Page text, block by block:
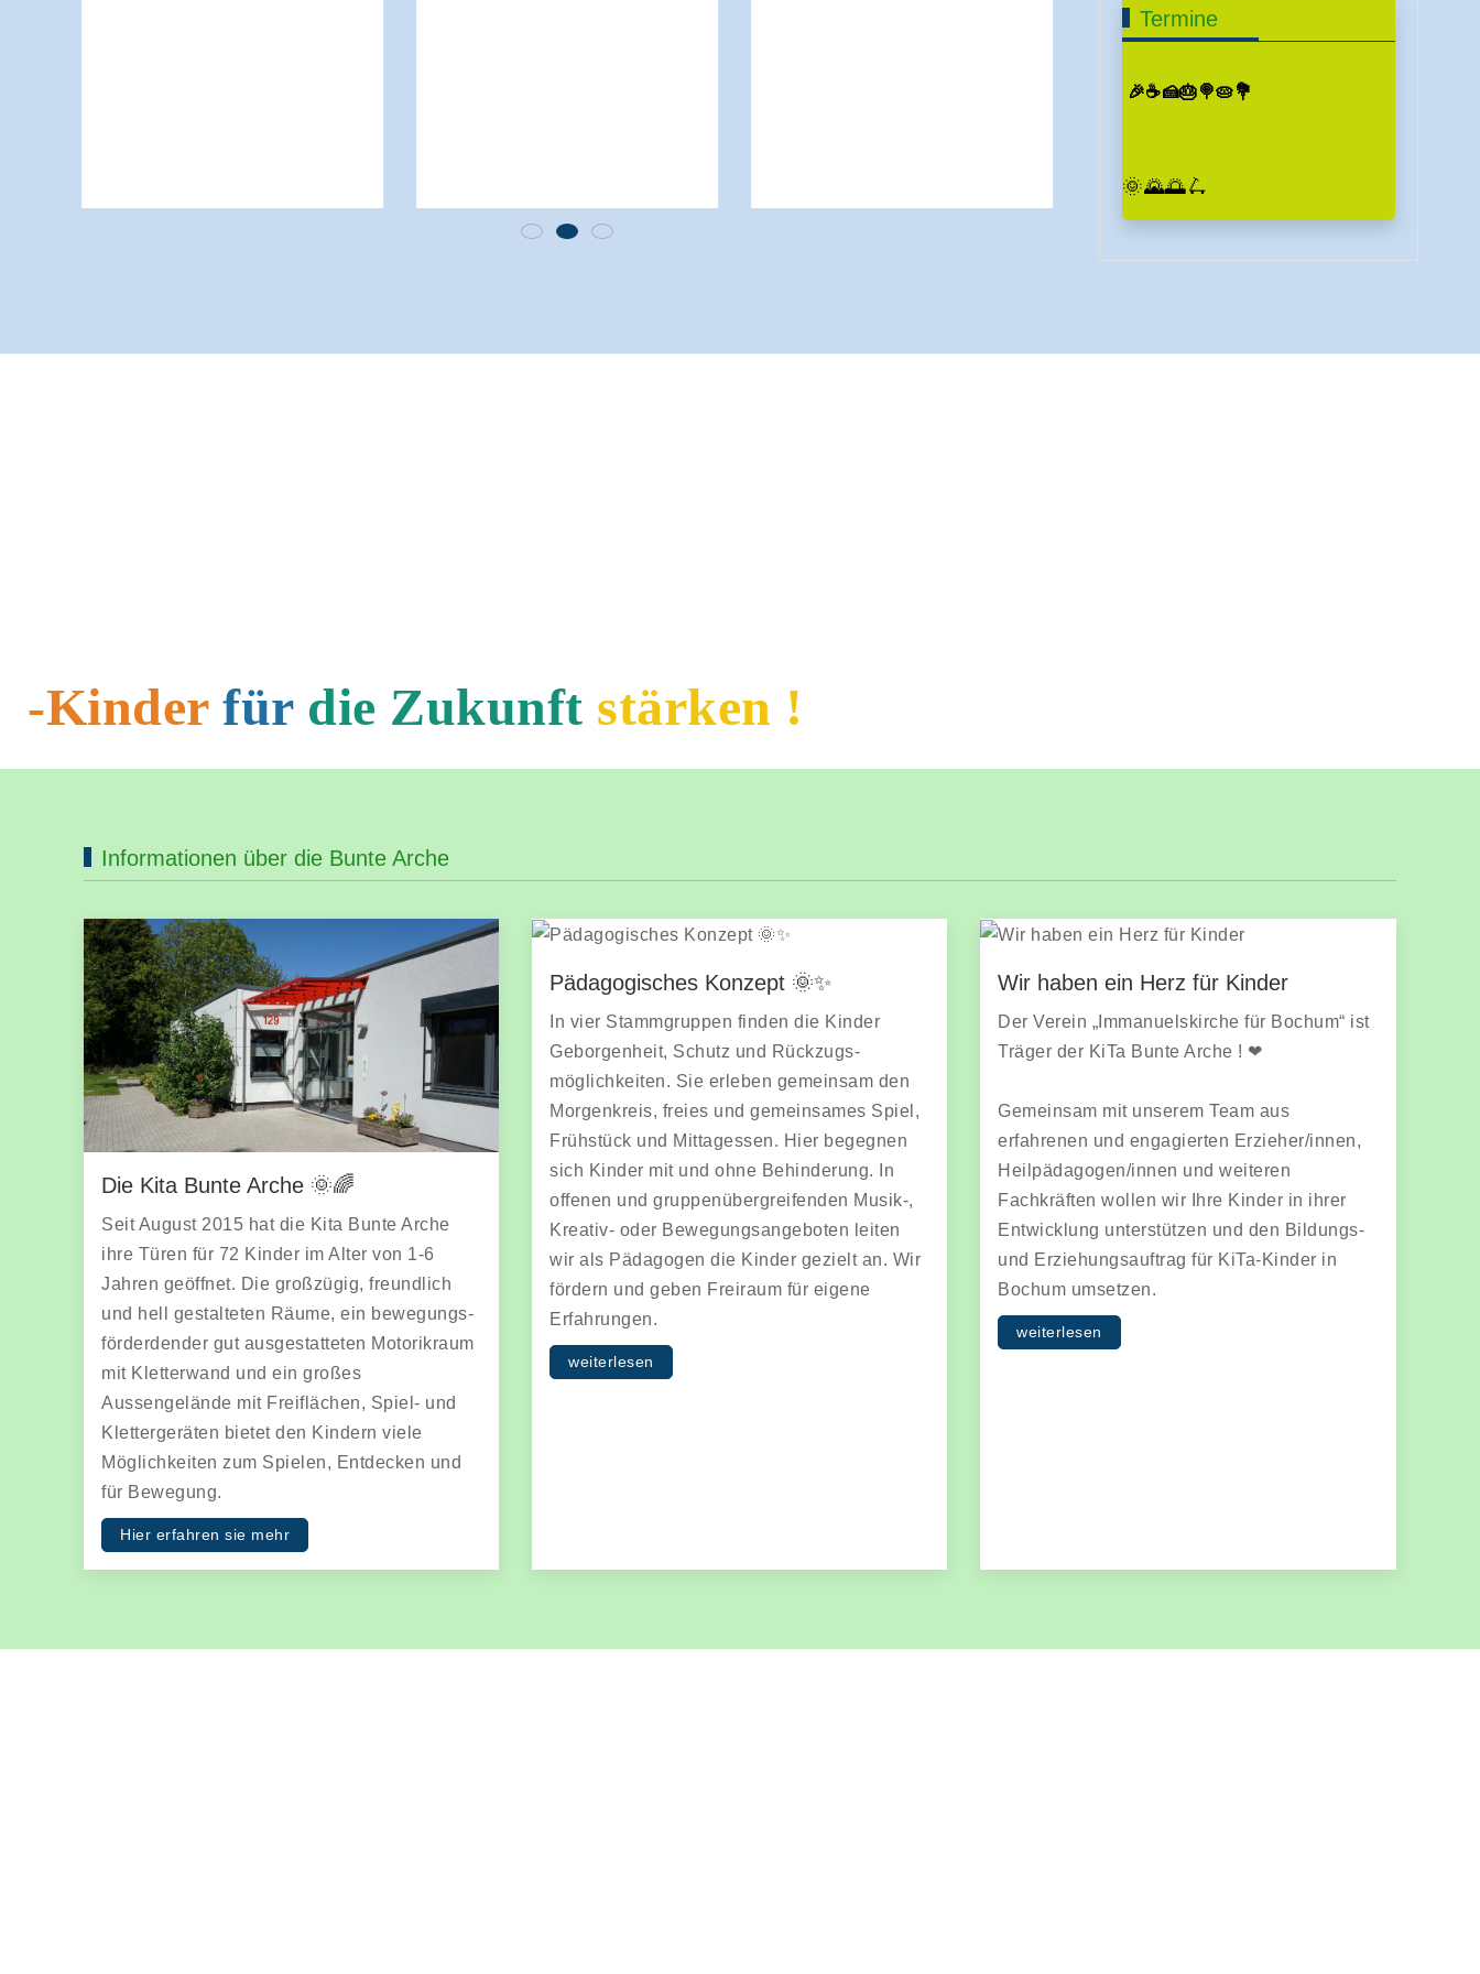
Termine
🎉☕🍰🎂🍭🥧💐
🌞🌄🌅🛴
-Kinder für die Zukunft stärken !
Informationen über die Bunte Arche
Die Kita Bunte Arche 🌞🌈
Seit August 2015 hat die Kita Bunte Arche
ihre Türen für 72 Kinder im Alter von 1-6
Jahren geöffnet. Die großzügig, freundlich
und hell gestalteten Räume, ein bewegungs-
förderdender gut ausgestatteten Motorikraum
mit Kletterwand und ein großes
Aussengelände mit Freiflächen, Spiel- und
Klettergeräten bietet den Kindern viele
Möglichkeiten zum Spielen, Entdecken und
für Bewegung.
Hier erfahren sie mehr
Pädagogisches Konzept 🌞✨
In vier Stammgruppen finden die Kinder
Geborgenheit, Schutz und Rückzugs-
möglichkeiten. Sie erleben gemeinsam den
Morgenkreis, freies und gemeinsames Spiel,
Frühstück und Mittagessen. Hier begegnen
sich Kinder mit und ohne Behinderung. In
offenen und gruppenübergreifenden Musik-,
Kreativ- oder Bewegungsangeboten leiten
wir als Pädagogen die Kinder gezielt an. Wir
fördern und geben Freiraum für eigene
Erfahrungen.
weiterlesen
Wir haben ein Herz für Kinder
Der Verein „Immanuelskirche für Bochum“ ist
Träger der KiTa Bunte Arche ! ❤
Gemeinsam mit unserem Team aus
erfahrenen und engagierten Erzieher/innen,
Heilpädagogen/innen und weiteren
Fachkräften wollen wir Ihre Kinder in ihrer
Entwicklung unterstützen und den Bildungs-
und Erziehungsauftrag für KiTa-Kinder in
Bochum umsetzen.
weiterlesen